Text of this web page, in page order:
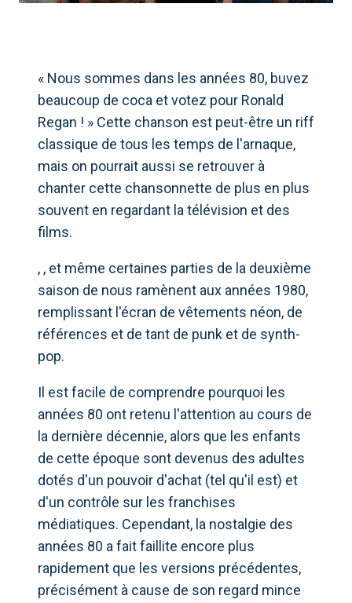
« Nous sommes dans les années 80, buvez
beaucoup de coca et votez pour Ronald
Regan ! » Cette chanson est peut-être un riff
classique de tous les temps de l'arnaque,
mais on pourrait aussi se retrouver à
chanter cette chansonnette de plus en plus
souvent en regardant la télévision et des
films.
, , et même certaines parties de la deuxième
saison de nous ramènent aux années 1980,
remplissant l'écran de vêtements néon, de
références et de tant de punk et de synth-
pop.
Il est facile de comprendre pourquoi les
années 80 ont retenu l'attention au cours de
la dernière décennie, alors que les enfants
de cette époque sont devenus des adultes
dotés d'un pouvoir d'achat (tel qu'il est) et
d'un contrôle sur les franchises
médiatiques. Cependant, la nostalgie des
années 80 a fait faillite encore plus
rapidement que les versions précédentes,
précisément à cause de son regard mince